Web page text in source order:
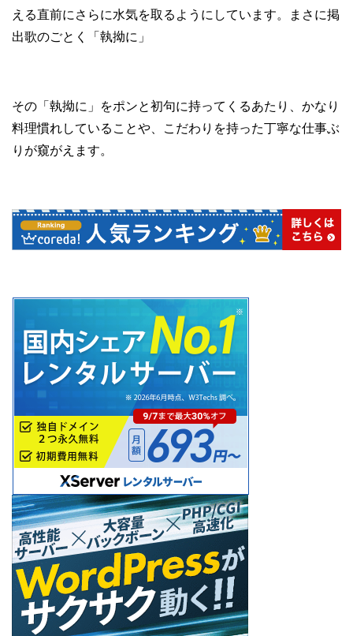
える直前にさらに水気を取るようにしています。まさに掲
出歌のごとく「執拗に」
その「執拗に」をポンと初句に持ってくるあたり、かなり
料理慣れしていることや、こだわりを持った丁寧な仕事ぶ
りが窺がえます。